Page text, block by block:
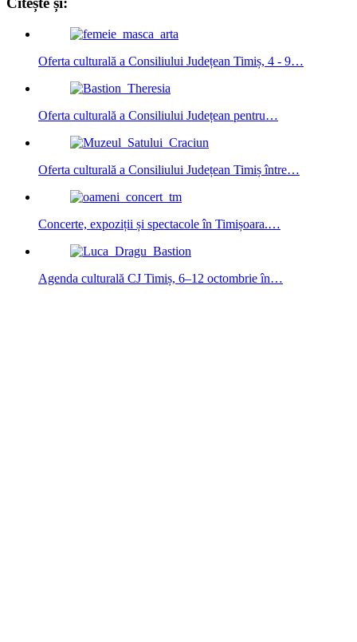
Oferta culturală a Consiliului Județean Timiș, 4 - 9…
Oferta culturală a Consiliului Județean pentru…
Oferta culturală a Consiliului Județean Timiș între…
Concerte, expoziții și spectacole în Timișoara.…
Agenda culturală CJ Timiș, 6–12 octombrie în…